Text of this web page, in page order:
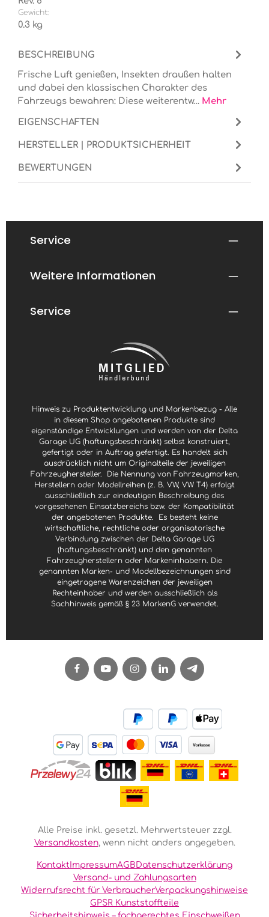
Gewicht:
0.3 kg
BESCHREIBUNG
Frische Luft genießen, Insekten draußen halten
und dabei den klassischen Charakter des
Fahrzeugs bewahren: Diese weiterentw… Mehr
EIGENSCHAFTEN
HERSTELLER | PRODUKTSICHERHEIT
BEWERTUNGEN
Service
Weitere Informationen
Service
Hinweis zu Produktentwicklung und Markenbezug - Alle
in diesem Shop angebotenen Produkte sind
eigenständige Entwicklungen und werden von der Delta
Garage UG (haftungsbeschränkt) selbst konstruiert,
gefertigt oder in Auftrag gefertigt. Es handelt sich
ausdrücklich nicht um Originalteile der jeweiligen
Fahrzeughersteller.
Die Nennung von Fahrzeugmarken,
Herstellern oder Modellreihen (z. B. VW, VW T4) erfolgt
ausschließlich zur eindeutigen Beschreibung des
vorgesehenen Einsatzbereichs bzw. der Kompatibilität
der angebotenen Produkte.
Es besteht keine
wirtschaftliche, rechtliche oder organisatorische
Verbindung zwischen der Delta Garage UG
(haftungsbeschränkt) und den genannten
Fahrzeugherstellern oder Markeninhabern. Die
genannten Marken- und Modellbezeichnungen sind
eingetragene Warenzeichen der jeweiligen
Rechteinhaber und werden ausschließlich als
Sachhinweis gemäß § 23 MarkenG verwendet.
Alle Preise inkl. gesetzl. Mehrwertsteuer zzgl.
Versandkosten, wenn nicht anders angegeben.
KontaktImpressumAGBDatenschutzerklärung
Versand- und Zahlungsarten
Widerrufsrecht für VerbraucherVerpackungshinweise
GPSR Kunststoffteile
Sicherheitshinweis – fachgerechtes Einschweißen